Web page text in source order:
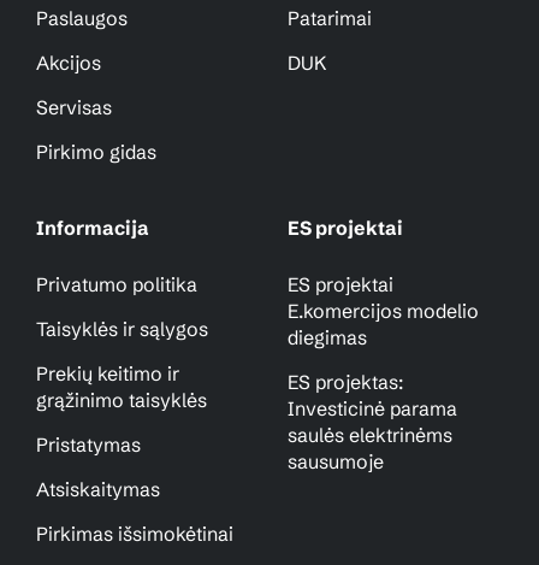
Paslaugos
Akcijos
Servisas
Pirkimo gidas
Patarimai
DUK
Informacija
Privatumo politika
Taisyklės ir sąlygos
Prekių keitimo ir
grąžinimo taisyklės
Pristatymas
Atsiskaitymas
Pirkimas išsimokėtinai
ES projektai
ES projektai
E.komercijos modelio
diegimas
ES projektas:
Investicinė parama
saulės elektrinėms
sausumoje